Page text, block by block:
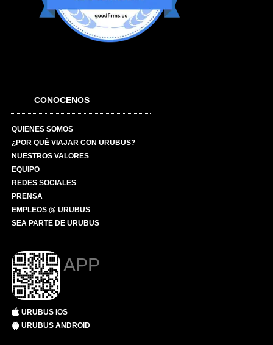
CONOCENOS
QUIENES SOMOS
¿POR QUÉ VIAJAR CON URUBUS?
NUESTROS VALORES
EQUIPO
REDES SOCIALES
PRENSA
EMPLEOS @ URUBUS
SEA PARTE DE URUBUS
APP
URUBUS IOS
URUBUS ANDROID